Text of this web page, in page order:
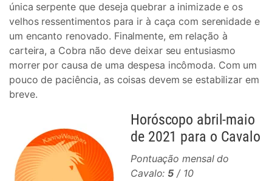
única serpente que deseja quebrar a inimizade e os
velhos ressentimentos para ir à caça com serenidade e
um encanto renovado. Finalmente, em relação à
carteira, a Cobra não deve deixar seu entusiasmo
morrer por causa de uma despesa incômoda. Com um
pouco de paciência, as coisas devem se estabilizar em
breve.
Horóscopo abril-maio
de 2021 para o Cavalo
Pontuação mensal do
Cavalo:5 / 10